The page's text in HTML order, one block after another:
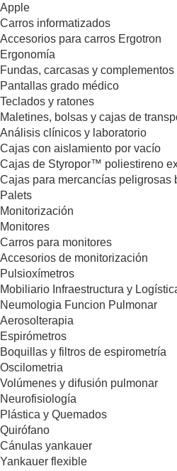
Apple
Carros informatizados
Accesorios para carros Ergotron
Ergonomía
Fundas, carcasas y complementos
Pantallas grado médico
Teclados y ratones
Maletines, bolsas y cajas de
Análisis clínicos y laboratorio
Cajas con aislamiento por vacío
Cajas de Styropor™ poliestireno
Cajas para mercancías peligrosas
Palets
Monitorización
Monitores
Carros para monitores
Accesorios de monitorización
Pulsioxímetros
Mobiliario Infraestructura y
Neumologia Funcion Pulmonar
Aerosolterapia
Espirómetros
Boquillas y filtros de espirometría
Oscilometria
Volúmenes y difusión pulmonar
Neurofisiología
Plástica y Quemados
Quirófano
Cánulas yankauer
Yankauer flexible